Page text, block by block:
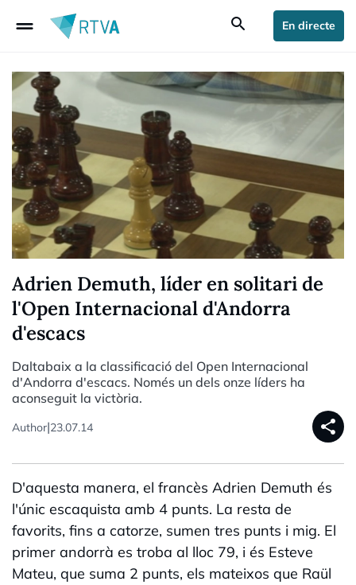
drag_handle search En directe
Adrien Demuth, líder en solitari de
l'Open Internacional d'Andorra
d'escacs
Daltabaix a la classificació del Open Internacional
d'Andorra d'escacs. Només un dels onze líders ha
aconseguit la victòria.
Author|23.07.14 share
D'aquesta manera, el francès Adrien Demuth és
l'únic escaquista amb 4 punts. La resta de
favorits, fins a catorze, sumen tres punts i mig. El
primer andorrà es troba al lloc 79, i és Esteve
Mateu, que suma 2 punts, els mateixos que Raül